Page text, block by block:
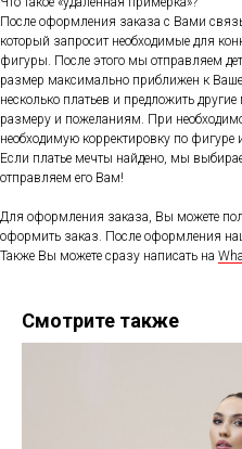
После оформления заказа с Вами
который запросит необходимые для
фигуры. После этого мы отправляем
размер максимально приближен к
несколько платьев и предложить
размеру и пожеланиям. При
необходимую корректировку по фигуре
Если платье мечты найдено, мы
отправляем его Вам!
Для оформления заказа, Вы можете
оформить заказ. После оформления
Также Вы можете сразу написать на
Смотрите также